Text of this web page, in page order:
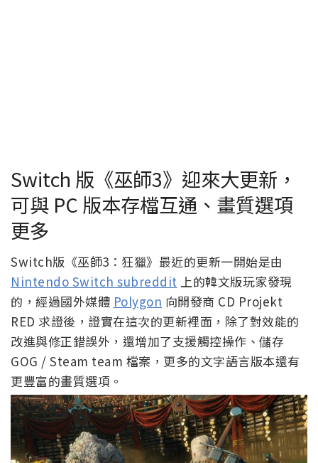
Switch 版《巫師3》迎來大更新，
可與 PC 版本存檔互通、畫質選項
更多
Switch版《巫師3：狂獵》最近的更新一開始是由
Nintendo Switch subreddit 上的韓文版玩家發現
的，經過國外媒體 Polygon 向開發商 CD Projekt
RED 求證後，證實在這次的更新裡面，除了對效能的
改進與修正錯誤外，還增加了支援觸控操作、儲存
GOG / Steam team 檔案，更多的文字語言版本還有
更豐富的畫質選項。